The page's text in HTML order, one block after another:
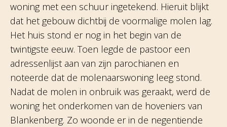
woning met een schuur ingetekend. Hieruit blijkt
dat het gebouw dichtbij de voormalige molen lag.
Het huis stond er nog in het begin van de
twintigste eeuw. Toen legde de pastoor een
adressenlijst aan van zijn parochianen en
noteerde dat de molenaarswoning leeg stond.
Nadat de molen in onbruik was geraakt, werd de
woning het onderkomen van de hoveniers van
Blankenberg. Zo woonde er in de negentiende